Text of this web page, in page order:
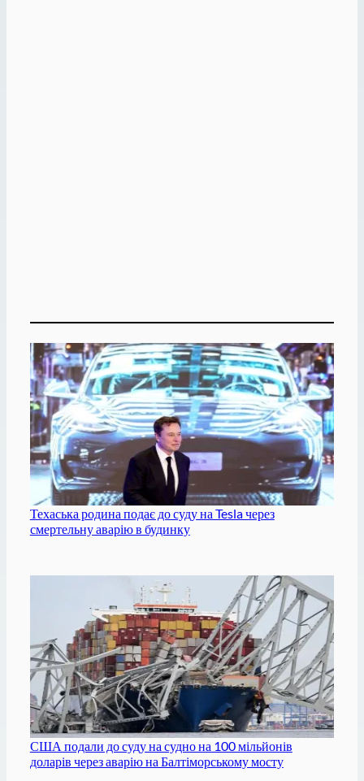
Техаська родина подає до суду на Tesla через
смертельну аварію в будинку
США подали до суду на судно на 100 мільйонів
доларів через аварію на Балтіморському мосту